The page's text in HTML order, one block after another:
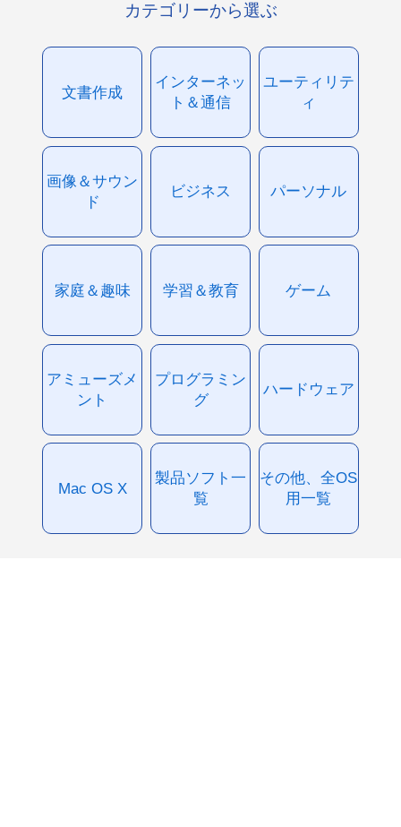
カテゴリーから選ぶ
文書作成
インターネッ
ト＆通信
ユーティリテ
ィ
画像＆サウン
ド
ビジネス パーソナル
家庭＆趣味 学習＆教育 ゲーム
アミューズメ
ント
プログラミン
グ
ハードウェア
Mac OS X
製品ソフト一
覧
その他、全OS
用一覧